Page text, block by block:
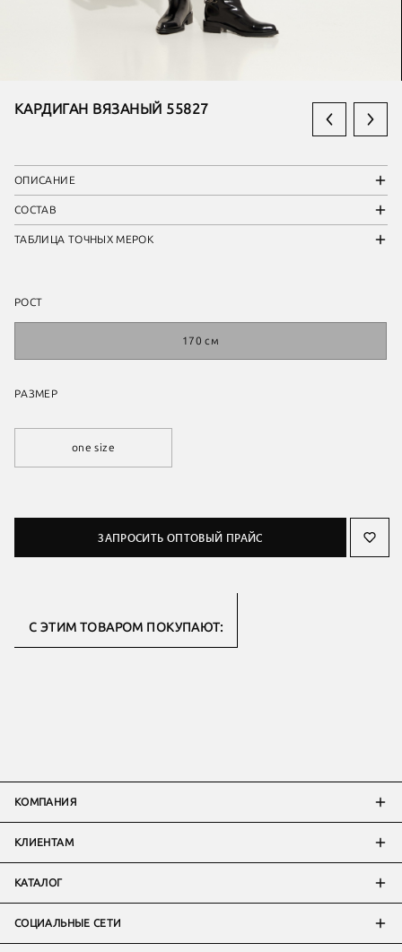
КАРДИГАН ВЯЗАНЫЙ 55827
ОПИСАНИЕ
СОСТАВ
ТАБЛИЦА ТОЧНЫХ МЕРОК
РОСТ
170 см
РАЗМЕР
one size
ЗАПРОСИТЬ ОПТОВЫЙ ПРАЙС
С ЭТИМ ТОВАРОМ ПОКУПАЮТ:
КОМПАНИЯ
КЛИЕНТАМ
КАТАЛОГ
СОЦИАЛЬНЫЕ СЕТИ